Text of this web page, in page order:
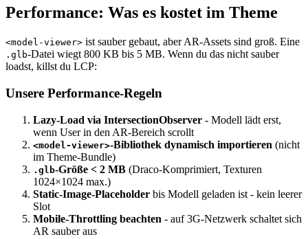
Performance: Was es kostet im Theme
<model-viewer> ist sauber gebaut, aber AR-Assets sind groß. Eine
.glb-Datei wiegt 800 KB bis 5 MB. Wenn du das nicht sauber
loadst, killst du LCP:
Unsere Performance-Regeln
Lazy-Load via IntersectionObserver - Modell lädt erst,
wenn User in den AR-Bereich scrollt
<model-viewer>-Bibliothek dynamisch importieren (nicht
im Theme-Bundle)
.glb-Größe < 2 MB (Draco-Komprimiert, Texturen
1024×1024 max.)
Static-Image-Placeholder bis Modell geladen ist - kein leerer
Slot
Mobile-Throttling beachten - auf 3G-Netzwerk schaltet sich
AR sauber aus